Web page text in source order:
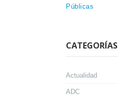
Públicas
CATEGORÍAS
Actualidad
ADC